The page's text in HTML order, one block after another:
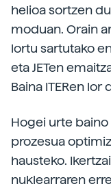
helioa sortzen
moduan. Orain
lortu sartutako
eta JETen
Baina ITERen
Hogei urte
prozesua
hausteko.
nuklearraren